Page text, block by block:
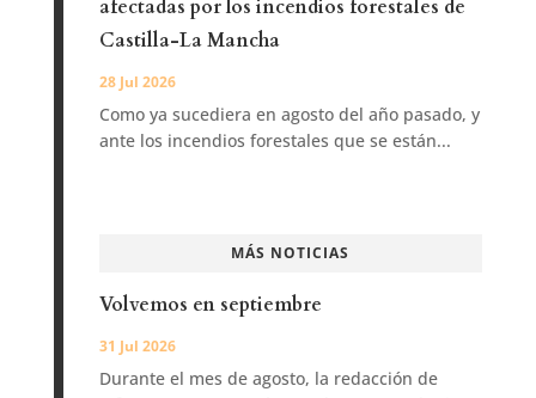
afectadas por los incendios forestales de
Castilla-La Mancha
28 Jul 2026
Como ya sucediera en agosto del año pasado, y
ante los incendios forestales que se están...
MÁS NOTICIAS
Volvemos en septiembre
31 Jul 2026
Durante el mes de agosto, la redacción de